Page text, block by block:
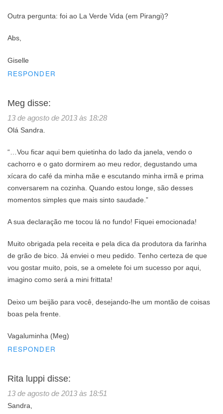
Outra pergunta: foi ao La Verde Vida (em Pirangi)?
Abs,
Giselle
RESPONDER
Meg disse:
13 de agosto de 2013 às 18:28
Olá Sandra.
“…Vou ficar aqui bem quietinha do lado da janela, vendo o
cachorro e o gato dormirem ao meu redor, degustando uma
xícara do café da minha mãe e escutando minha irmã e prima
conversarem na cozinha. Quando estou longe, são desses
momentos simples que mais sinto saudade.”
A sua declaração me tocou lá no fundo! Fiquei emocionada!
Muito obrigada pela receita e pela dica da produtora da farinha
de grão de bico. Já enviei o meu pedido. Tenho certeza de que
vou gostar muito, pois, se a omelete foi um sucesso por aqui,
imagino como será a mini frittata!
Deixo um beijão para você, desejando-lhe um montão de coisas
boas pela frente.
Vagaluminha (Meg)
RESPONDER
Rita luppi disse:
13 de agosto de 2013 às 18:51
Sandra,